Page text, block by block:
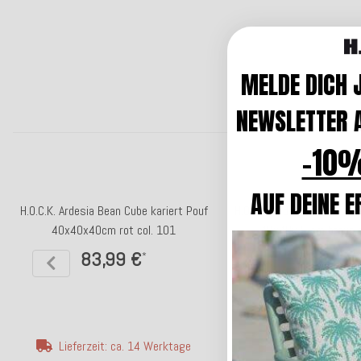
H.O.C.K. Ardesia Bean Cube kariert Pouf
40x40x40cm rot col. 101
83,99 €*
Lieferzeit: ca. 14 Werktage
H.O.C.K. Ardesia Bean
40x40x40cm braun
83,99 €*
Lieferzeit: ca. 5-7
MELDE DICH
NEWSLETTER
-
AUF DEINE